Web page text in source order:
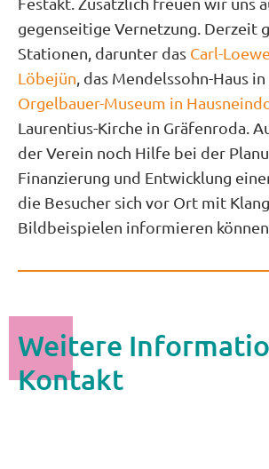
gegenseitige Vernetzung. Derzeit
Stationen, darunter das Carl-
Löbejün , das Mendelssohn-Haus
Orgelbauer-Museum in
Laurentius-Kirche in Gräfenroda.
der Verein noch Hilfe bei der
Finanzierung und Entwicklung
die Besucher sich vor Ort mit
Bildbeispielen informieren können.
Weitere
Kontakt